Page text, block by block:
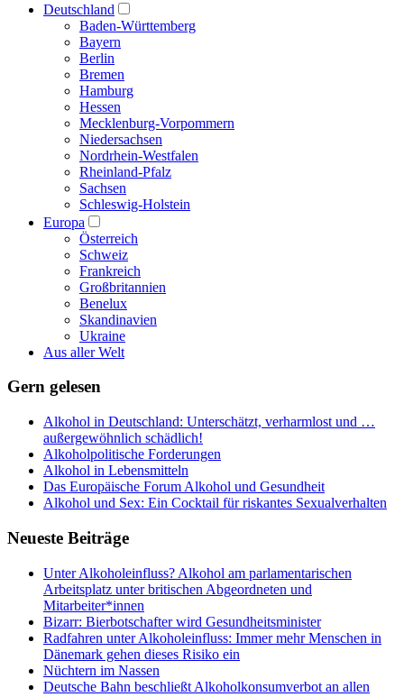
Deutschland
Baden-Württemberg
Bayern
Berlin
Bremen
Hamburg
Hessen
Mecklenburg-Vorpommern
Niedersachsen
Nordrhein-Westfalen
Rheinland-Pfalz
Sachsen
Schleswig-Holstein
Europa
Österreich
Schweiz
Frankreich
Großbritannien
Benelux
Skandinavien
Ukraine
Aus aller Welt
Gern gelesen
Alkohol in Deutschland: Unterschätzt, verharmlost und …
außergewöhnlich schädlich!
Alkoholpolitische Forderungen
Alkohol in Lebensmitteln
Das Europäische Forum Alkohol und Gesundheit
Alkohol und Sex: Ein Cocktail für riskantes Sexualverhalten
Neueste Beiträge
Unter Alkoholeinfluss? Alkohol am parlamentarischen
Arbeitsplatz unter britischen Abgeordneten und
Mitarbeiter*innen
Bizarr: Bierbotschafter wird Gesundheitsminister
Radfahren unter Alkoholeinfluss: Immer mehr Menschen in
Dänemark gehen dieses Risiko ein
Nüchtern im Nassen
Deutsche Bahn beschließt Alkoholkonsumverbot an allen